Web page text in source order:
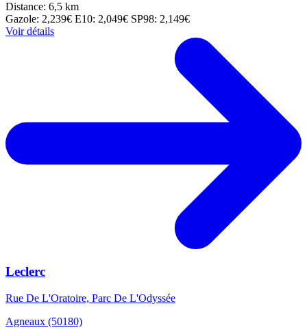
Distance: 6,5 km
Gazole: 2,239€ E10: 2,049€ SP98: 2,149€
Voir détails
Leclerc
Rue De L'Oratoire, Parc De L'Odyssée
Agneaux (50180)